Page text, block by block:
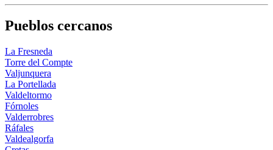
Pueblos cercanos
La Fresneda
Torre del Compte
Valjunquera
La Portellada
Valdeltormo
Fórnoles
Valderrobres
Ráfales
Valdealgorfa